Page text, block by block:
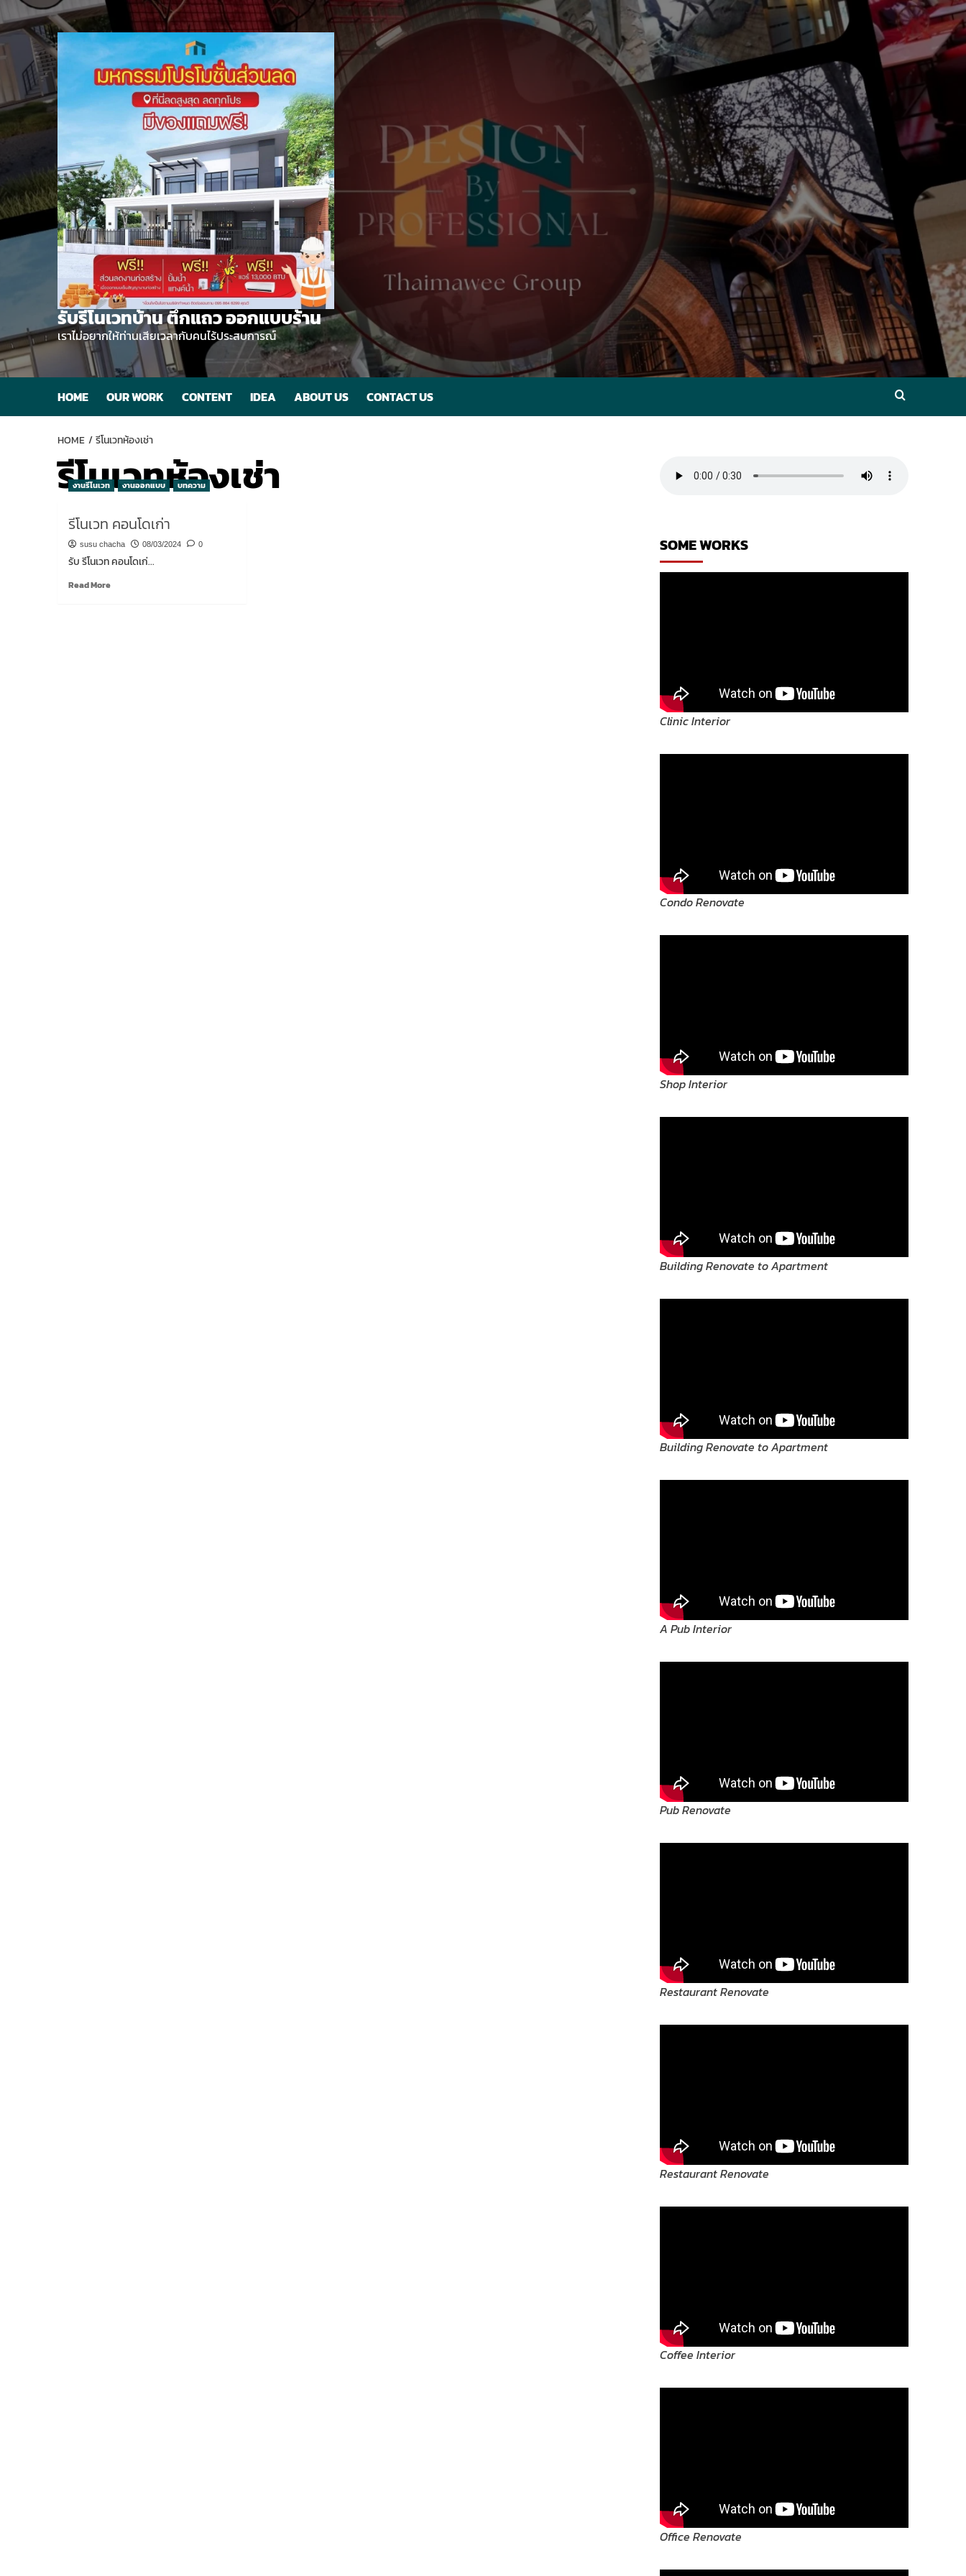
Skip
to
content
รับรีโนเวทบ้าน ตึกแถว ออกแบบร้าน
เราไม่อยากให้ท่านเสียเวลากับคนไร้ประสบการณ์
HOME OUR WORK CONTENT IDEA ABOUT US CONTACT US
HOME รีโนเวทห้องเช่า
รีโนเวทห้องเช่า
งานรีโนเวท งานออกแบบ บทความ
รีโนเวท คอนโดเก่า
susu chacha 08/03/2024 0
รับ รีโนเวท คอนโดเก่...
Read MoreRead
SOME WORKS
Clinic Interior
Condo Renovate
Shop Interior
Building Renovate to Apartment
Building Renovate to Apartment
A Pub Interior
Pub Renovate
Restaurant Renovate
Restaurant Renovate
Coffee Interior
Office Renovate